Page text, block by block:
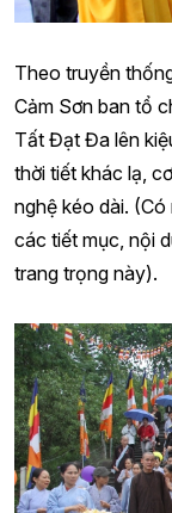
Theo truyền
Cảm Sơn ban tổ
Tất Đạt Đa lên
thời tiết khác lạ,
nghệ kéo dài.
các tiết mục, nội
trang trọng này).